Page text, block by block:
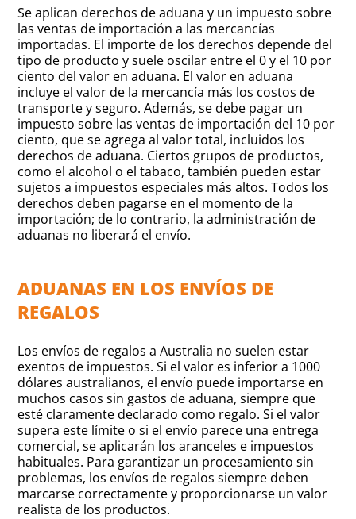
Se aplican derechos de aduana y un impuesto sobre
las ventas de importación a las mercancías
importadas. El importe de los derechos depende del
tipo de producto y suele oscilar entre el 0 y el 10 por
ciento del valor en aduana. El valor en aduana
incluye el valor de la mercancía más los costos de
transporte y seguro. Además, se debe pagar un
impuesto sobre las ventas de importación del 10 por
ciento, que se agrega al valor total, incluidos los
derechos de aduana. Ciertos grupos de productos,
como el alcohol o el tabaco, también pueden estar
sujetos a impuestos especiales más altos. Todos los
derechos deben pagarse en el momento de la
importación; de lo contrario, la administración de
aduanas no liberará el envío.
ADUANAS EN LOS ENVÍOS DE
REGALOS
Los envíos de regalos a Australia no suelen estar
exentos de impuestos. Si el valor es inferior a 1000
dólares australianos, el envío puede importarse en
muchos casos sin gastos de aduana, siempre que
esté claramente declarado como regalo. Si el valor
supera este límite o si el envío parece una entrega
comercial, se aplicarán los aranceles e impuestos
habituales. Para garantizar un procesamiento sin
problemas, los envíos de regalos siempre deben
marcarse correctamente y proporcionarse un valor
realista de los productos.